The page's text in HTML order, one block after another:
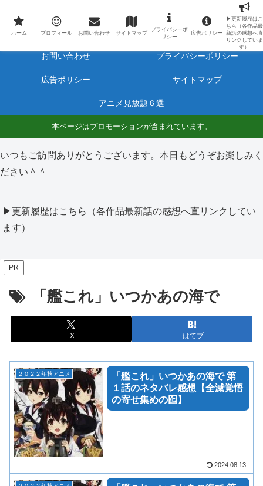
最新アニメのあらすじと感想をネタバレ有りで毎日更新しています。
ホーム プロフィール
お問い合わせ プライバシーポリシー
広告ポリシー サイトマップ
アニメ見放題６選
本ページはプロモーションが含まれています。
いつもご訪問ありがとうございます。本日もどうぞお楽しみく
ださい＾＾
▶更新履歴はこちら（各作品最新話の感想へ直リンクしてい
ます）
PR
「艦これ」いつかあの海で
X はてブ
２０２２年秋アニメ
「艦これ」いつかあの海で 第
１話のネタバレ感想【全滅覚悟
の寄せ集めの囮】
2024.08.13
ホーム プロフィール お問い合わせ サイトマップ
プライバシーポ
リシー
広告ポリシー
▶更新履歴はこ
ちら（各作品最
新話の感想へ直
リンクしていま
す）